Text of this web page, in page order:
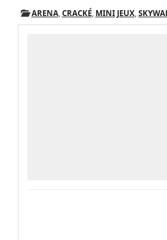
ARENA,CRACKÉ, MINI JEUX,